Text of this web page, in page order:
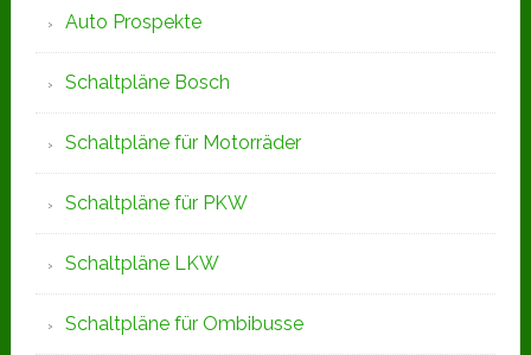
Auto Prospekte
Schaltpläne Bosch
Schaltpläne für Motorräder
Schaltpläne für PKW
Schaltpläne LKW
Schaltpläne für Ombibusse